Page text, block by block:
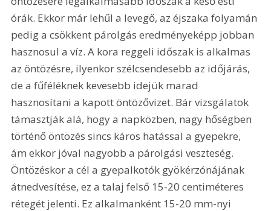
órák. Ekkor már lehűl a levegő, az éjszaka folyamán
pedig a csökkent párolgás eredményeképp jobban
hasznosul a víz. A kora reggeli időszak is alkalmas
az öntözésre, ilyenkor szélcsendesebb az időjárás,
de a fűféléknek kevesebb idejük marad
hasznosítani a kapott öntözővizet. Bár vizsgálatok
támasztják alá, hogy a napközben, nagy hőségben
történő öntözés sincs káros hatással a gyepekre,
ám ekkor jóval nagyobb a párolgási veszteség.
Öntözéskor a cél a gyepalkotók gyökérzónájának
átnedvesítése, ez a talaj felső 15-20 centiméteres
rétegét jelenti. Ez alkalmanként 15-20 mm-nyi